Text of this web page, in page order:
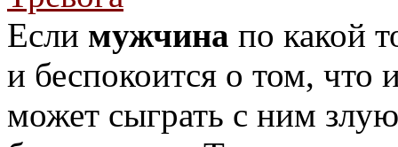
Если мужчина по какой
и беспокоится о том, что
может сыграть с ним